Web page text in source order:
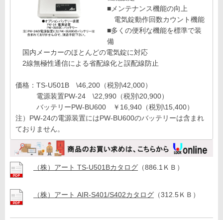
■メンテナンス機能の向上
電気錠動作回数カウント機能
■多くの便利な機能を標準で装
備
国内メーカーのほとんどの電気錠に対応
2線無極性通信による省配線化と誤配線防止
価格：TS-U501B \46,200（税別\42,000）
電源装置PW-24 \22,990（税別\20,900）
バッテリーPW-BU600 ￥16,940（税別\15,400）
注）PW-24の電源装置にはPW-BU600のバッテリーは含まれ
ておりません。
（株）アート TS-U501Bカタログ （886.1ＫＢ）
（株）アート AIR-S401/S402カタログ （312.5ＫＢ）